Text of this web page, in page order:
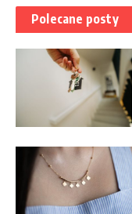
Polecane posty